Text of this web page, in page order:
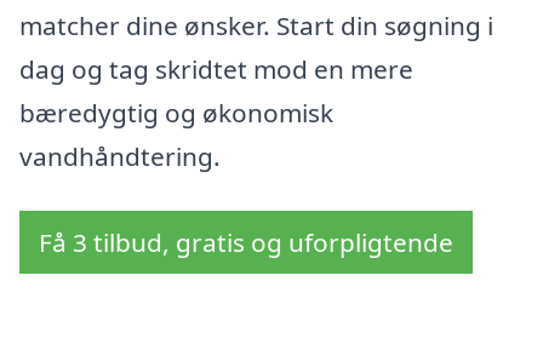
matcher dine ønsker. Start din søgning i
dag og tag skridtet mod en mere
bæredygtig og økonomisk
vandhåndtering.
Få 3 tilbud, gratis og uforpligtende